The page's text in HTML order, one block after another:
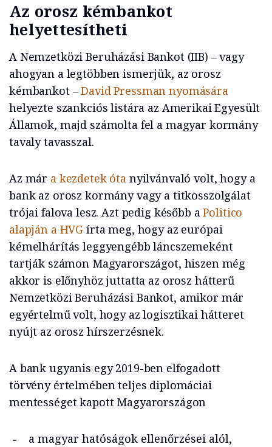
Az orosz kémbankot
helyettesítheti
A Nemzetközi Beruházási Bankot (IIB) – vagy
ahogyan a legtöbben ismerjük, az orosz
kémbankot –David Pressman nyomására
helyezte szankciós listára az Amerikai Egyesült
Államok, majd számolta fel a magyar kormány
tavaly tavasszal.
Az már a kezdetek ótanyilvánvaló volt, hogy a
bank az orosz kormány vagy a titkosszolgálat
trójai falova lesz. Azt pedig később aPolitico
alapján a HVG írta meg, hogy az európai
kémelhárítás leggyengébb láncszemeként
tartják számon Magyarországot, hiszen még
akkor is előnyhöz juttatta az orosz hátterű
Nemzetközi Beruházási Bankot, amikor már
egyértelmű volt, hogy az logisztikai hátteret
nyújt az orosz hírszerzésnek.
A bank ugyanis egy 2019-ben elfogadott
törvény értelmében teljes diplomáciai
mentességet kapott Magyarországon
a magyar hatóságok ellenőrzései alól,